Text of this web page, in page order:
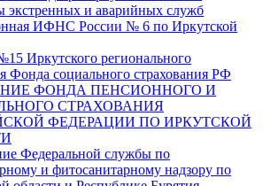
экстренных и аварийных служб
ИФНС России № 6 по Иркутской
Иркутского регионального
Фонда социального страхования РФ
ФОНДА ПЕНСИОННОГО И
СТРАХОВАНИЯ
ФЕДЕРАЦИИ ПО ИРКУТСКОЙ
Федеральной службы по
и фитосанитарному надзору по